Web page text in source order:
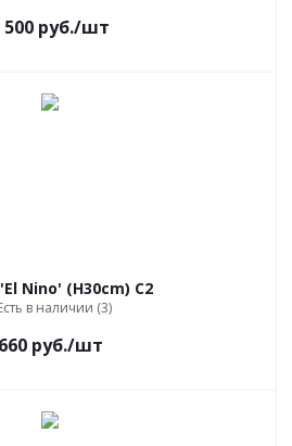
500 руб./шт
Nino' (H30cm) C2
в наличии (3)
660руб./шт